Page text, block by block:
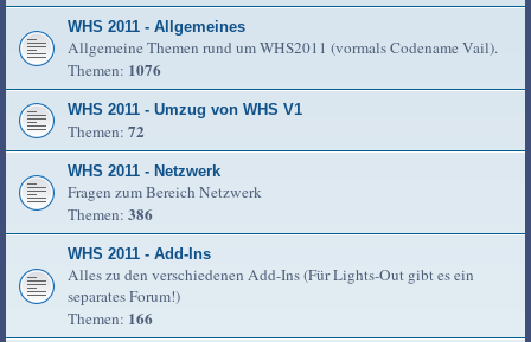
WHS 2011 - Allgemeines
Allgemeine Themen rund um WHS2011 (vormals Codename Vail).
Themen: 1076
WHS 2011 - Umzug von WHS V1
Themen: 72
WHS 2011 - Netzwerk
Fragen zum Bereich Netzwerk
Themen: 386
WHS 2011 - Add-Ins
Alles zu den verschiedenen Add-Ins (Für Lights-Out gibt es ein
separates Forum!)
Themen: 166